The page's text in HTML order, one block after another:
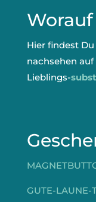
Hier findest Du
nachsehen
Lieblings-
GUTE-LAUNE-